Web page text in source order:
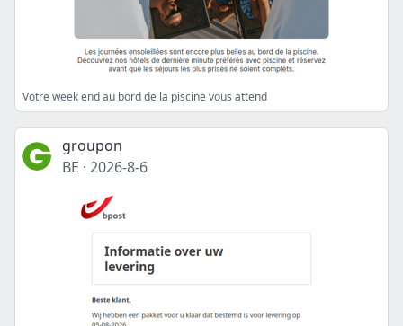
Votre week end au bord de la piscine vous attend
groupon
BE · 2026-8-6